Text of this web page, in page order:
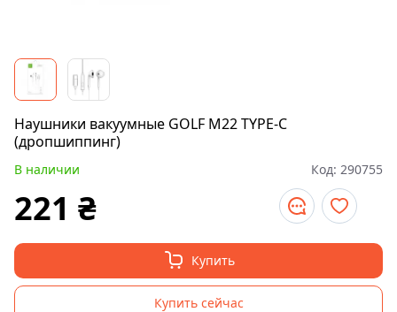
Наушники вакуумные GOLF M22 TYPE-C
(дропшиппинг)
В наличии Код: 290755
221 ₴
Купить
Купить сейчас